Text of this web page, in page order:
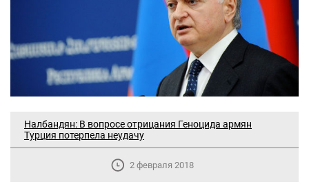
Налбандян: В вопросе отрицания Геноцида армян
Турция потерпела неудачу
2 февраля 2018